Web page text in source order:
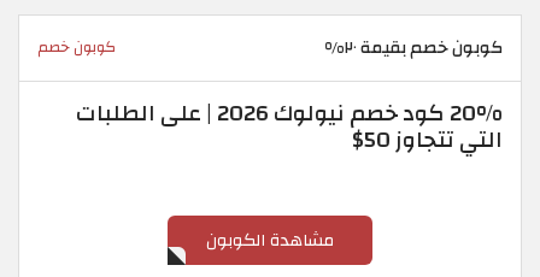
كوبون خصم بقيمة ٢٠% كوبون خصم
20% كود خصم نيولوك 2026 | على الطلبات
التي تتجاوز 50$
مشاهدة الكوبون